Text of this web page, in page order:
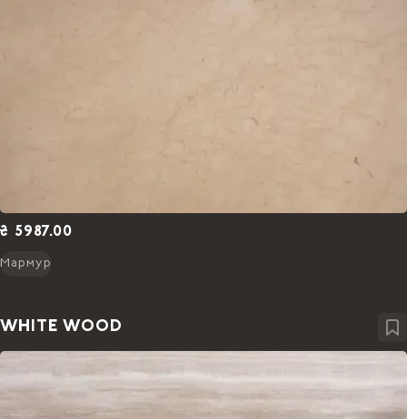
₴ 5987.00
Мармур
WHITE WOOD